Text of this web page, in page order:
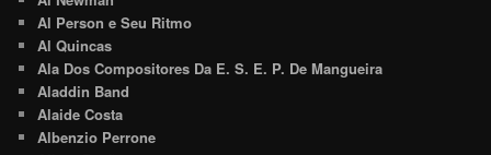
Al Person e Seu Ritmo
Al Quincas
Ala Dos Compositores Da E. S. E. P. De Mangueira
Aladdin Band
Alaide Costa
Albenzio Perrone